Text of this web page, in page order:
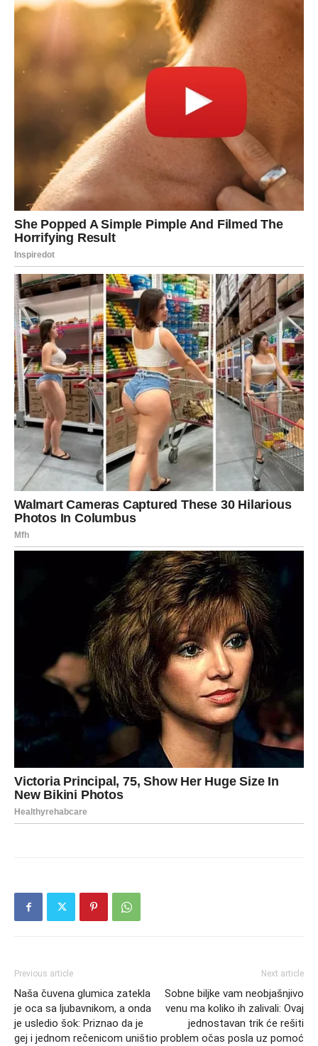
Previous article
Naša čuvena glumica zatekla
je oca sa ljubavnikom, a onda
je usledio šok: Priznao da je
gej i jednom rečenicom uništio
Next article
Sobne biljke vam neobjašnjivo
venu ma koliko ih zalivali: Ovaj
jednostavan trik će rešiti
problem očas posla uz pomoć